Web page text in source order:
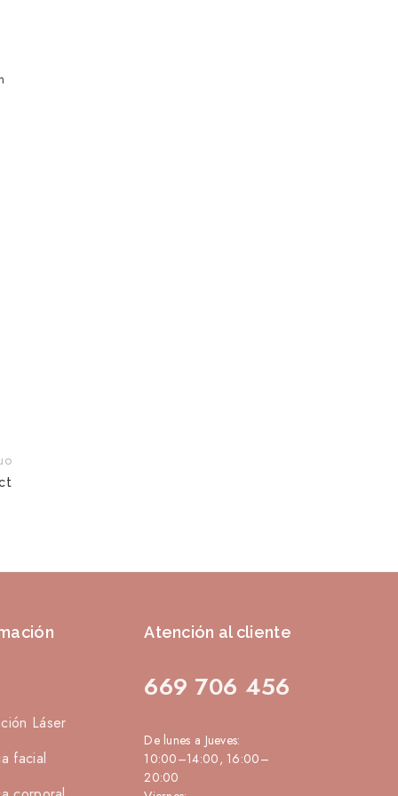
Láser
facial
Atención al cliente
669 706 456
De lunes a Jueves:
10:00–14:00, 16:00–
20:00